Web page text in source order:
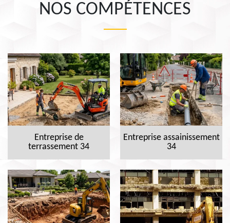
NOS COMPÉTENCES
Entreprise de
terrassement 34
Entreprise assainissement
34